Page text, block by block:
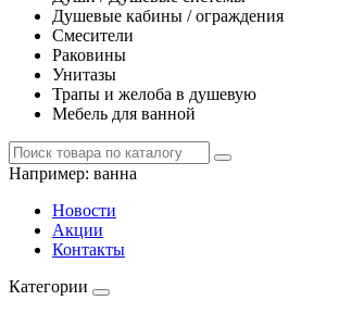
Душевые кабины / ограждения
Смесители
Раковины
Унитазы
Трапы и желоба в душевую
Мебель для ванной
Например: ванна
Новости
Акции
Контакты
Категории